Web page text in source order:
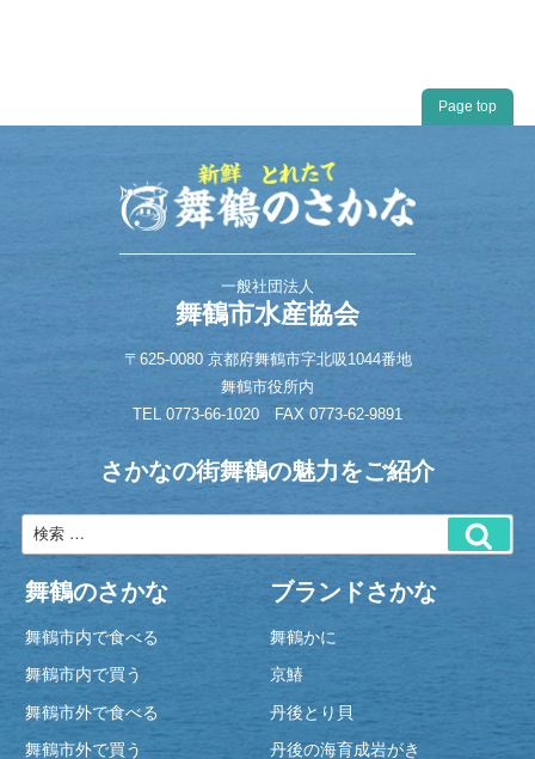
Page top
一般社団法人
舞鶴市水産協会
〒625-0080 京都府舞鶴市字北吸1044番地
舞鶴市役所内
TEL 0773-66-1020 FAX 0773-62-9891
さかなの街舞鶴の魅力をご紹介
舞鶴のさかな
舞鶴市内で食べる
舞鶴市内で買う
舞鶴市外で食べる
舞鶴市外で買う
ブランドさかな
舞鶴かに
京鰆
丹後とり貝
丹後の海育成岩がき